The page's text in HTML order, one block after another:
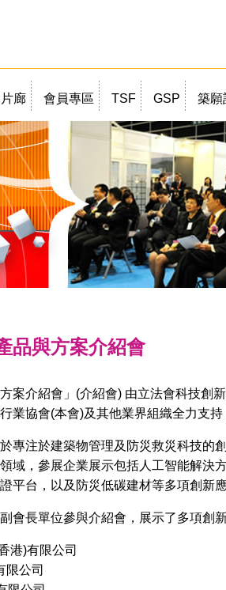
廊 會員專區 TSF GSP 築願
品與方案介紹會
案介紹會」(介紹會) 由立法會科技創
業協會(本會)及其他業界組織全力支持
專注於建築物管理及防災救災科技的
域，參展企業展示包括人工智能解決
平台，以及防災低碳建材等多項創新應
會長單位參與介紹會，展示了多項創
港)有限公司
限公司